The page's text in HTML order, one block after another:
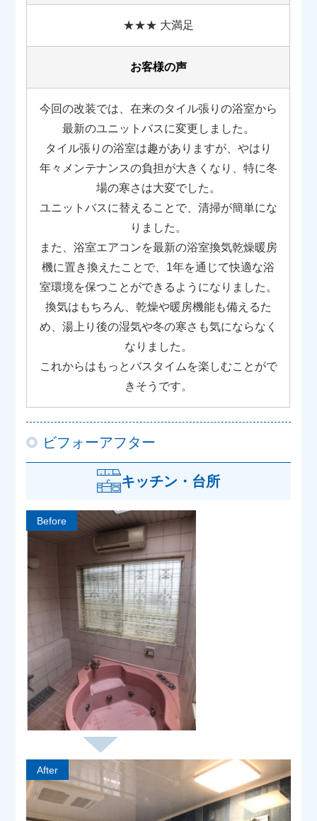
★★★ 大満足
お客様の声
今回の改装では、在来のタイル張りの浴室から
最新のユニットバスに変更しました。
タイル張りの浴室は趣がありますが、やはり
年々メンテナンスの負担が大きくなり、特に冬
場の寒さは大変でした。
ユニットバスに替えることで、清掃が簡単にな
りました。
また、浴室エアコンを最新の浴室換気乾燥暖房
機に置き換えたことで、1年を通じて快適な浴
室環境を保つことができるようになりました。
換気はもちろん、乾燥や暖房機能も備えるた
め、湯上り後の湿気や冬の寒さも気にならなく
なりました。
これからはもっとバスタイムを楽しむことがで
きそうです。
ビフォーアフター
キッチン・台所
Before
After